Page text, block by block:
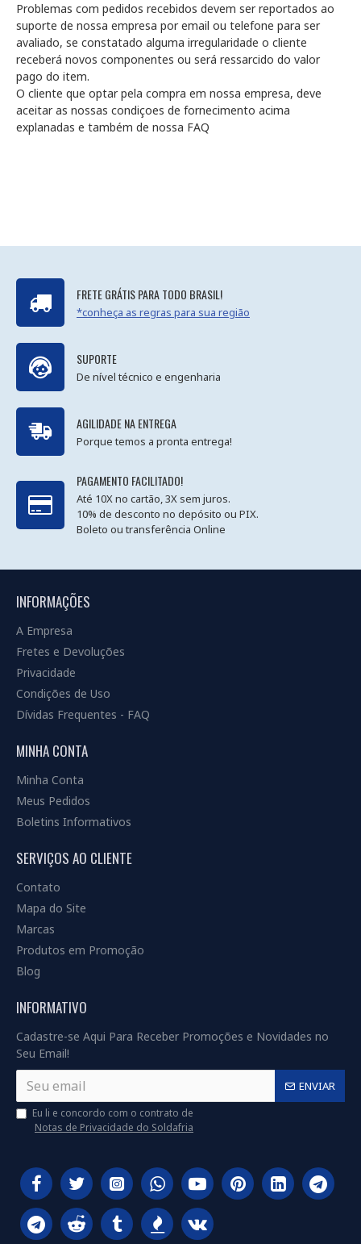
Problemas com pedidos recebidos devem ser reportados ao
suporte de nossa empresa por email ou telefone para ser
avaliado, se constatado alguma irregularidade o cliente
receberá novos componentes ou será ressarcido do valor
pago do item.
O cliente que optar pela compra em nossa empresa, deve
aceitar as nossas condiçoes de fornecimento acima
explanadas e também de nossa FAQ
FRETE GRÁTIS PARA TODO BRASIL!
*conheça as regras para sua região
SUPORTE
De nível técnico e engenharia
AGILIDADE NA ENTREGA
Porque temos a pronta entrega!
PAGAMENTO FACILITADO!
Até 10X no cartão, 3X sem juros.
10% de desconto no depósito ou PIX.
Boleto ou transferência Online
INFORMAÇÕES
A Empresa
Fretes e Devoluções
Privacidade
Condições de Uso
Dívidas Frequentes - FAQ
MINHA CONTA
Minha Conta
Meus Pedidos
Boletins Informativos
SERVIÇOS AO CLIENTE
Contato
Mapa do Site
Marcas
Produtos em Promoção
Blog
INFORMATIVO
Cadastre-se Aqui Para Receber Promoções e Novidades no
Seu Email!
ENVIAR
Eu li e concordo com o contrato de
Notas de Privacidade do Soldafria